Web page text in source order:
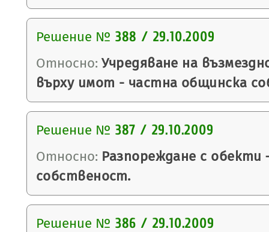
Решение № 388 / 29.10.2009
Относно: Учредяване на
върху имот - частна общинска
Решение № 387 / 29.10.2009
Относно: Разпореждане с
собственост.
Решение № 386 / 29.10.2009